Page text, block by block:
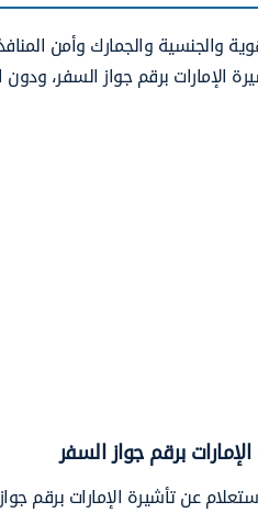
والجنسية والجمارك وأمن
الإمارات برقم جواز السفر،
برقم جواز السفر
عن تأشيرة الإمارات برقم